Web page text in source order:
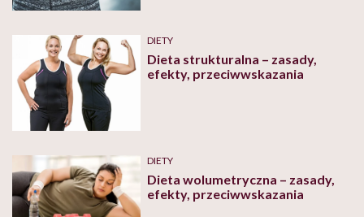
DIETY
Dieta strukturalna – zasady,
efekty, przeciwwskazania
DIETY
Dieta wolumetryczna – zasady,
efekty, przeciwwskazania